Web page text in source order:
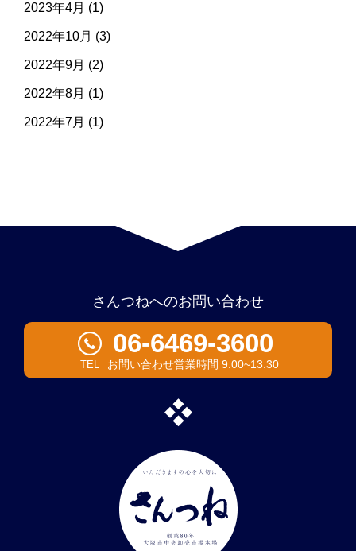
2023年4月 (1)
2022年10月 (3)
2022年9月 (2)
2022年8月 (1)
2022年7月 (1)
さんつねへのお問い合わせ
TEL
06-6469-3600
お問い合わせ営業時間 9:00~13:30